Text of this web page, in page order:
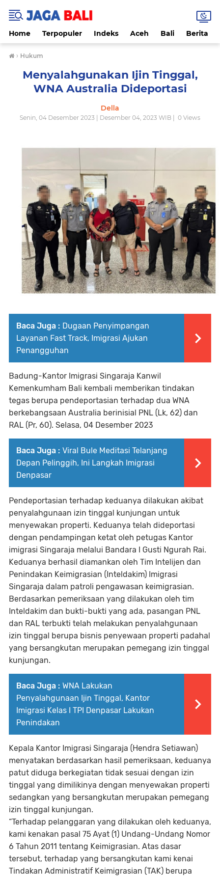
Home Terpopuler Indeks Aceh Bali Berita
› Hukum
Menyalahgunakan Ijin Tinggal,
WNA Australia Dideportasi
Della
Senin, 04 Desember 2023 | Desember 04, 2023 WIB | 0 Views
Baca Juga : Dugaan Penyimpangan
Layanan Fast Track, Imigrasi Ajukan
Penangguhan
Badung-Kantor Imigrasi Singaraja Kanwil
Kemenkumham Bali kembali memberikan tindakan
tegas berupa pendeportasian terhadap dua WNA
berkebangsaan Australia berinisial PNL (Lk, 62) dan
RAL (Pr, 60). Selasa, 04 Desember 2023
Baca Juga : Viral Bule Meditasi Telanjang
Depan Pelinggih, Ini Langkah Imigrasi
Denpasar
Pendeportasian terhadap keduanya dilakukan akibat
penyalahgunaan izin tinggal kunjungan untuk
menyewakan properti. Keduanya telah dideportasi
dengan pendampingan ketat oleh petugas Kantor
imigrasi Singaraja melalui Bandara I Gusti Ngurah Rai.
Keduanya berhasil diamankan oleh Tim Intelijen dan
Penindakan Keimigrasian (Inteldakim) Imigrasi
Singaraja dalam patroli pengawasan keimigrasian.
Berdasarkan pemeriksaan yang dilakukan oleh tim
Inteldakim dan bukti-bukti yang ada, pasangan PNL
dan RAL terbukti telah melakukan penyalahgunaan
izin tinggal berupa bisnis penyewaan properti padahal
yang bersangkutan merupakan pemegang izin tinggal
kunjungan.
Baca Juga : WNA Lakukan
Penyalahgunaan Ijin Tinggal, Kantor
Imigrasi Kelas I TPI Denpasar Lakukan
Penindakan
Kepala Kantor Imigrasi Singaraja (Hendra Setiawan)
menyatakan berdasarkan hasil pemeriksaan, keduanya
patut diduga berkegiatan tidak sesuai dengan izin
tinggal yang dimilikinya dengan menyewakan properti
sedangkan yang bersangkutan merupakan pemegang
izin tinggal kunjungan.
“Terhadap pelanggaran yang dilakukan oleh keduanya,
kami kenakan pasal 75 Ayat (1) Undang-Undang Nomor
6 Tahun 2011 tentang Keimigrasian. Atas dasar
tersebut, terhadap yang bersangkutan kami kenai
Tindakan Administratif Keimigrasian (TAK) berupa